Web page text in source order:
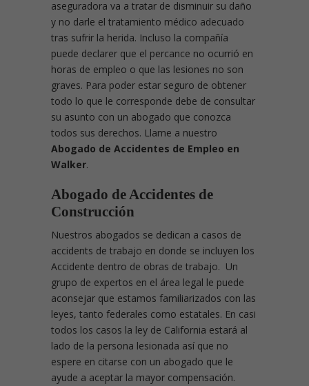
aseguradora va a tratar de disminuir su daño
y no darle el tratamiento médico adecuado
tras sufrir la herida. Incluso la compañía
puede declarer que el percance no ocurrió en
horas de empleo o que las lesiones no son
graves. Para poder estar seguro de obtener
todo lo que le corresponde debe de consultar
su asunto con un abogado que conozca
todos sus derechos. Llame a nuestro
Abogado de Accidentes de Empleo en
Walker.
Abogado de Accidentes de
Construcción
Nuestros abogados se dedican a casos de
accidents de trabajo en donde se incluyen los
Accidente dentro de obras de trabajo. Un
grupo de expertos en el área legal le puede
aconsejar que estamos familiarizados con las
leyes, tanto federales como estatales. En casi
todos los casos la ley de California estará al
lado de la persona lesionada así que no
espere en citarse con un abogado que le
ayude a aceptar la mayor compensación.